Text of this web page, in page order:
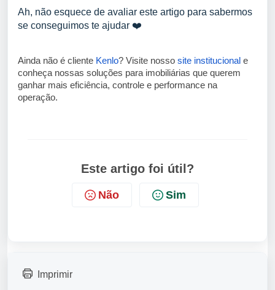
Ah, não esquece de avaliar este artigo para sabermos
se conseguimos te ajudar ❤️
Ainda não é cliente Kenlo? Visite nosso site institucional e
conheça nossas soluções para imobiliárias que querem
ganhar mais eficiência, controle e performance na
operação.
Este artigo foi útil?
Não Sim
Imprimir